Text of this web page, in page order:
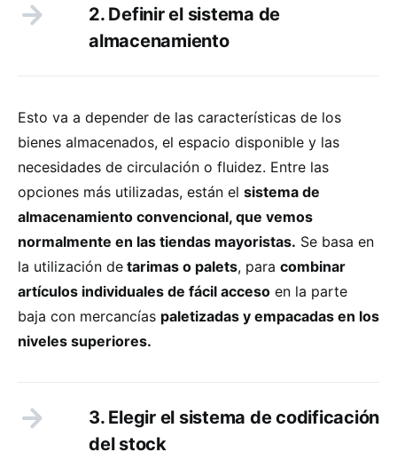
2. Definir el sistema de
almacenamiento
Esto va a depender de las características de los
bienes almacenados, el espacio disponible y las
necesidades de circulación o fluidez. Entre las
opciones más utilizadas, están el sistema de
almacenamiento convencional, que vemos
normalmente en las tiendas mayoristas. Se basa en
la utilización de tarimas o palets, para combinar
artículos individuales de fácil acceso en la parte
baja con mercancías paletizadas y empacadas en los
niveles superiores.
3. Elegir el sistema de codificación
del stock